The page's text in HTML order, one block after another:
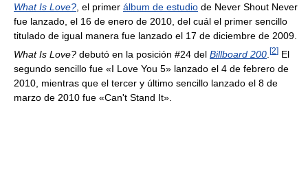
What Is Love?, el primer álbum de estudio de Never Shout Never
fue lanzado, el 16 de enero de 2010, del cuál el primer sencillo
titulado de igual manera fue lanzado el 17 de diciembre de 2009.
What Is Love? debutó en la posición #24 del Billboard 200 [2] El
segundo sencillo fue «I Love You 5» lanzado el 4 de febrero de
2010, mientras que el tercer y último sencillo lanzado el 8 de
marzo de 2010 fue «Can't Stand It».